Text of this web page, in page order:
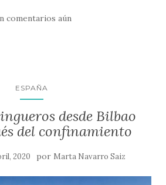
comentarios aún
ESPAÑA
desde Bilbao
del confinamiento
2020 por Marta Navarro Saiz